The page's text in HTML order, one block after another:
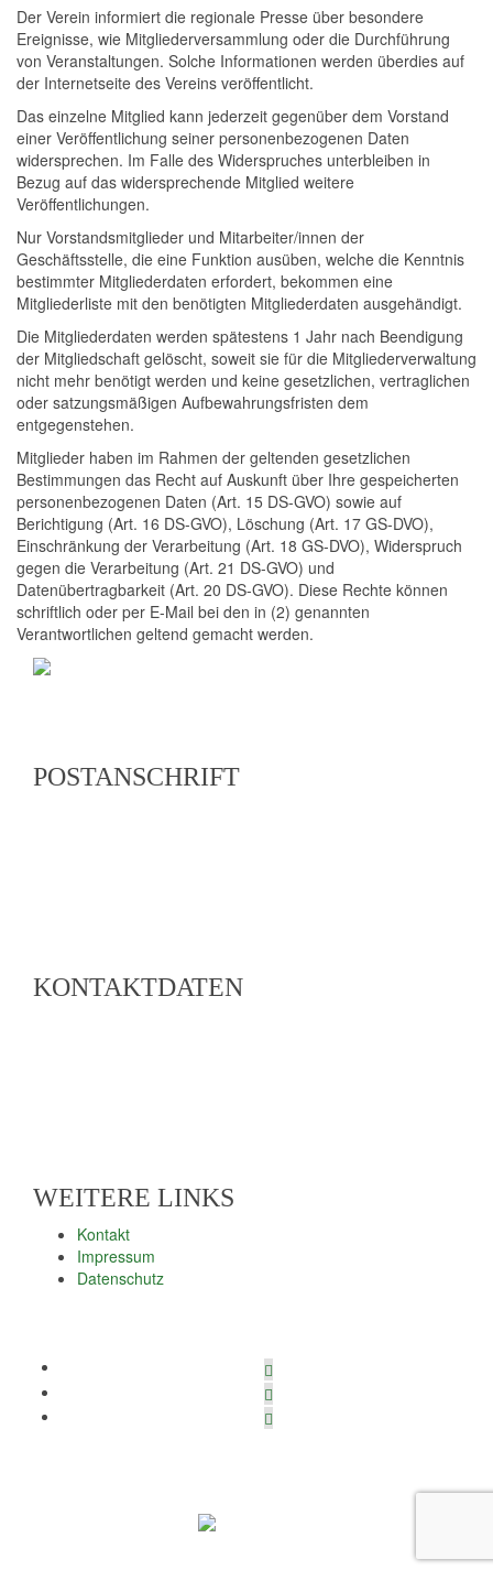
Der Verein informiert die regionale Presse über besondere
Ereignisse, wie Mitgliederversammlung oder die Durchführung
von Veranstaltungen. Solche Informationen werden überdies auf
der Internetseite des Vereins veröffentlicht.
Das einzelne Mitglied kann jederzeit gegenüber dem Vorstand
einer Veröffentlichung seiner personenbezogenen Daten
widersprechen. Im Falle des Widerspruches unterbleiben in
Bezug auf das widersprechende Mitglied weitere
Veröffentlichungen.
Nur Vorstandsmitglieder und Mitarbeiter/innen der
Geschäftsstelle, die eine Funktion ausüben, welche die Kenntnis
bestimmter Mitgliederdaten erfordert, bekommen eine
Mitgliederliste mit den benötigten Mitgliederdaten ausgehändigt.
Die Mitgliederdaten werden spätestens 1 Jahr nach Beendigung
der Mitgliedschaft gelöscht, soweit sie für die Mitgliederverwaltung
nicht mehr benötigt werden und keine gesetzlichen, vertraglichen
oder satzungsmäßigen Aufbewahrungsfristen dem
entgegenstehen.
Mitglieder haben im Rahmen der geltenden gesetzlichen
Bestimmungen das Recht auf Auskunft über Ihre gespeicherten
personenbezogenen Daten (Art. 15 DS-GVO) sowie auf
Berichtigung (Art. 16 DS-GVO), Löschung (Art. 17 GS-DVO),
Einschränkung der Verarbeitung (Art. 18 GS-DVO), Widerspruch
gegen die Verarbeitung (Art. 21 DS-GVO) und
Datenübertragbarkeit (Art. 20 DS-GVO). Diese Rechte können
schriftlich oder per E-Mail bei den in (2) genannten
Verantwortlichen geltend gemacht werden.
POSTANSCHRIFT
KONTAKTDATEN
WEITERE LINKS
Kontakt
Impressum
Datenschutz